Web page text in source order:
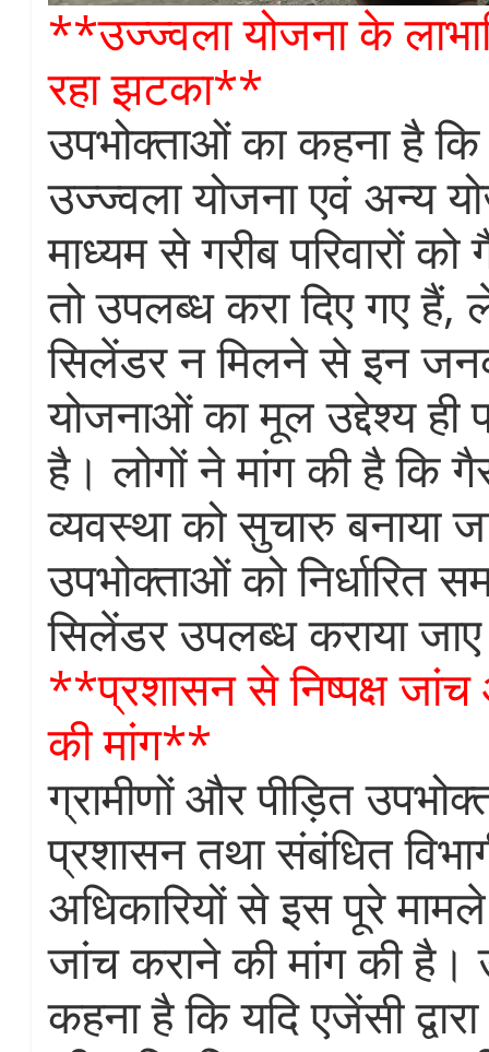
**उज्ज्वला योजना के
रहा झटका**
उपभोक्ताओं का कहना है कि
उज्ज्वला योजना एवं अन्य
माध्यम से गरीब परिवारों
तो उपलब्ध करा दिए गए
सिलेंडर न मिलने से इन
योजनाओं का मूल उद्देश्य ही
है। लोगों ने मांग की है कि
व्यवस्था को सुचारु बनाया
उपभोक्ताओं को निर्धारित
सिलेंडर उपलब्ध कराया
**प्रशासन से निष्पक्ष जांच
की मांग**
ग्रामीणों और पीड़ित
प्रशासन तथा संबंधित
अधिकारियों से इस पूरे मामले
जांच कराने की मांग की है।
कहना है कि यदि एजेंसी